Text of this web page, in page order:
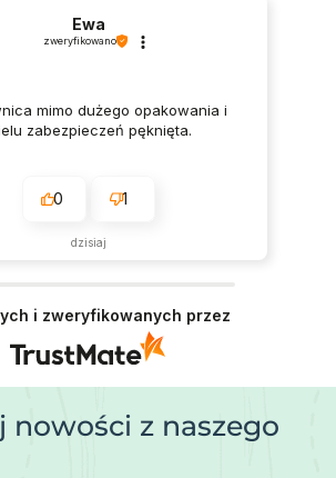
Ewa
zweryfikowano
mimo dużego opakowania i
zabezpieczeń pęknięta.
0 1
dzisiaj
i zweryfikowanych przez
nowości z naszego